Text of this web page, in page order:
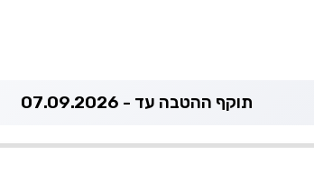
תוקף ההטבה עד - 07.09.2026